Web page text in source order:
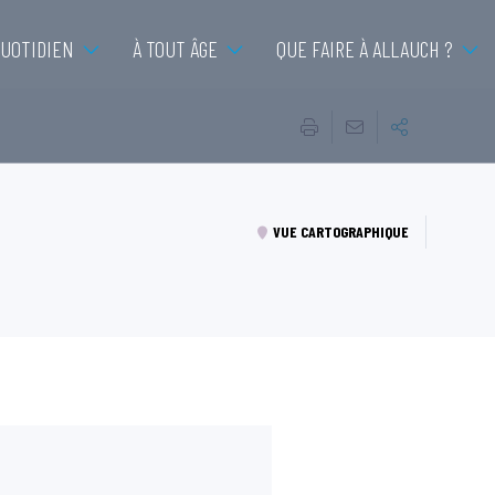
À TOUT ÂGE QUE FAIRE À ALLAUCH ?
VUE CARTOGRAPHIQUE